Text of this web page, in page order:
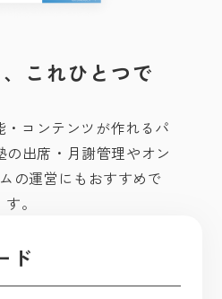
これひとつで
コンテンツが作れるパ
の出席・月謝管理やオン
の運営にもおすすめで
す。
ド